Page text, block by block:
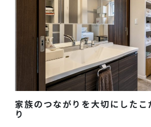
家族のつながりを大切にした
り